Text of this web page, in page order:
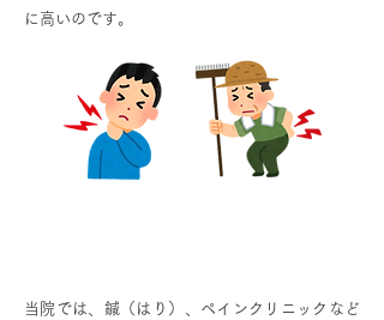
に高いのです。
当院では、鍼（はり）、ペインクリニックなど